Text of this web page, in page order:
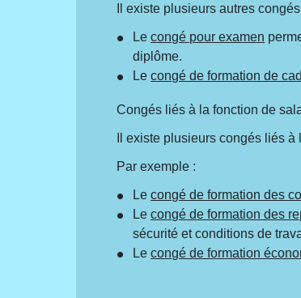
Il existe plusieurs autres
Lecongé pour examen
diplôme.
Lecongé de formation de
Congés liés à la fonction de
Il existe plusieurs congés liés
Par exemple :
Lecongé de formation des
Lecongé de formation des
sécurité et conditions de
Lecongé de formation